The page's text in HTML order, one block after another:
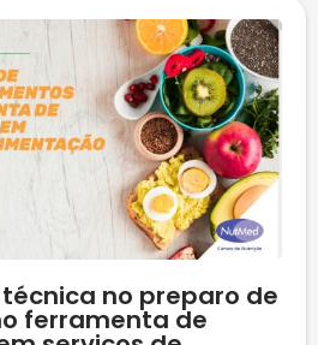
técnica no preparo de
ferramenta de